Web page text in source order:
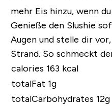
mehr Eis hinzu, wenn
Genieße den Slushie
Augen und stelle dir
Strand. So schmeckt
calories 163 kcal
totalFat 1g
totalCarbohydrates 12g